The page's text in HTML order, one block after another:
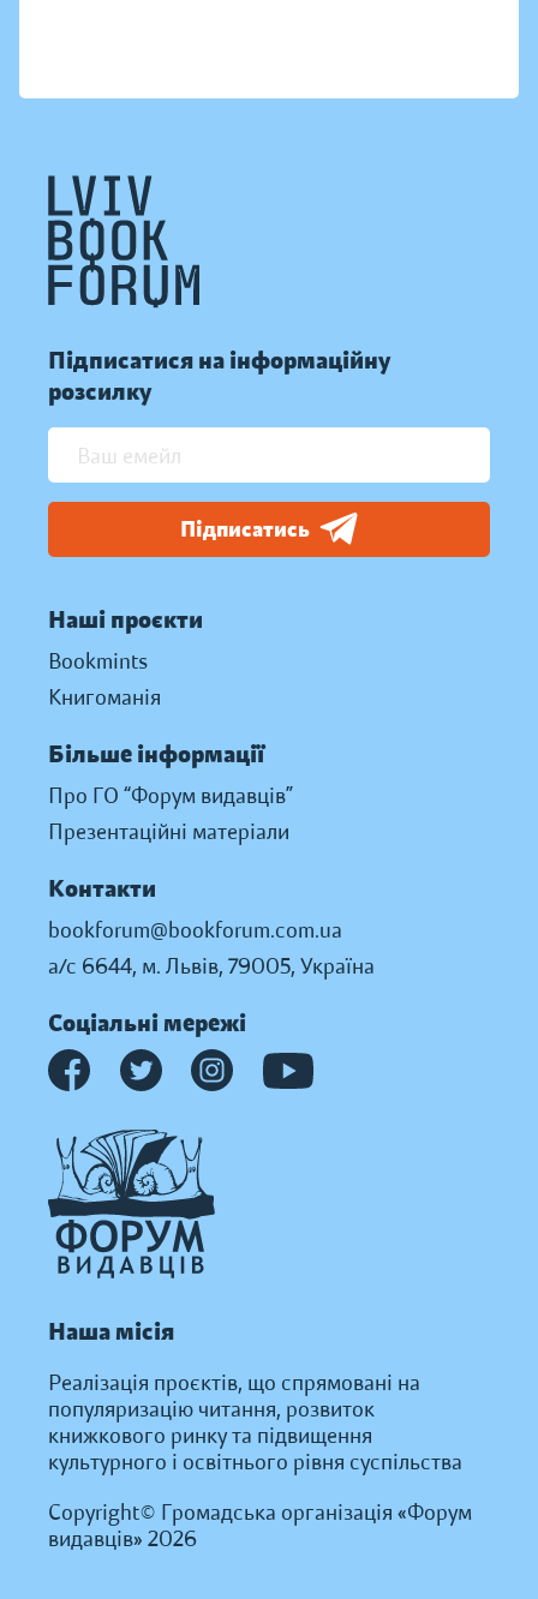
Підписатися на інформаційну
розсилку
Підписатись
Наші проєкти
Bookmints
Книгоманія
Більше інформації
Про ГО “Форум видавців”
Презентаційні матеріали
Контакти
bookforum@bookforum.com.ua
а/с 6644, м. Львів, 79005, Україна
Соціальні мережі
Наша місія
Реалізація проєктів, що спрямовані на
популяризацію читання, розвиток
книжкового ринку та підвищення
культурного і освітнього рівня суспільства
Copyright© Громадська організація «Форум
видавців» 2026